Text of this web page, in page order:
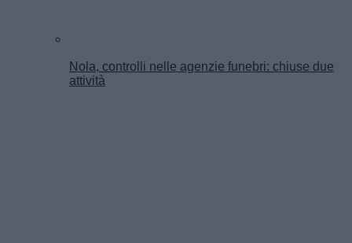
Nola, controlli nelle agenzie funebri: chiuse due
attività